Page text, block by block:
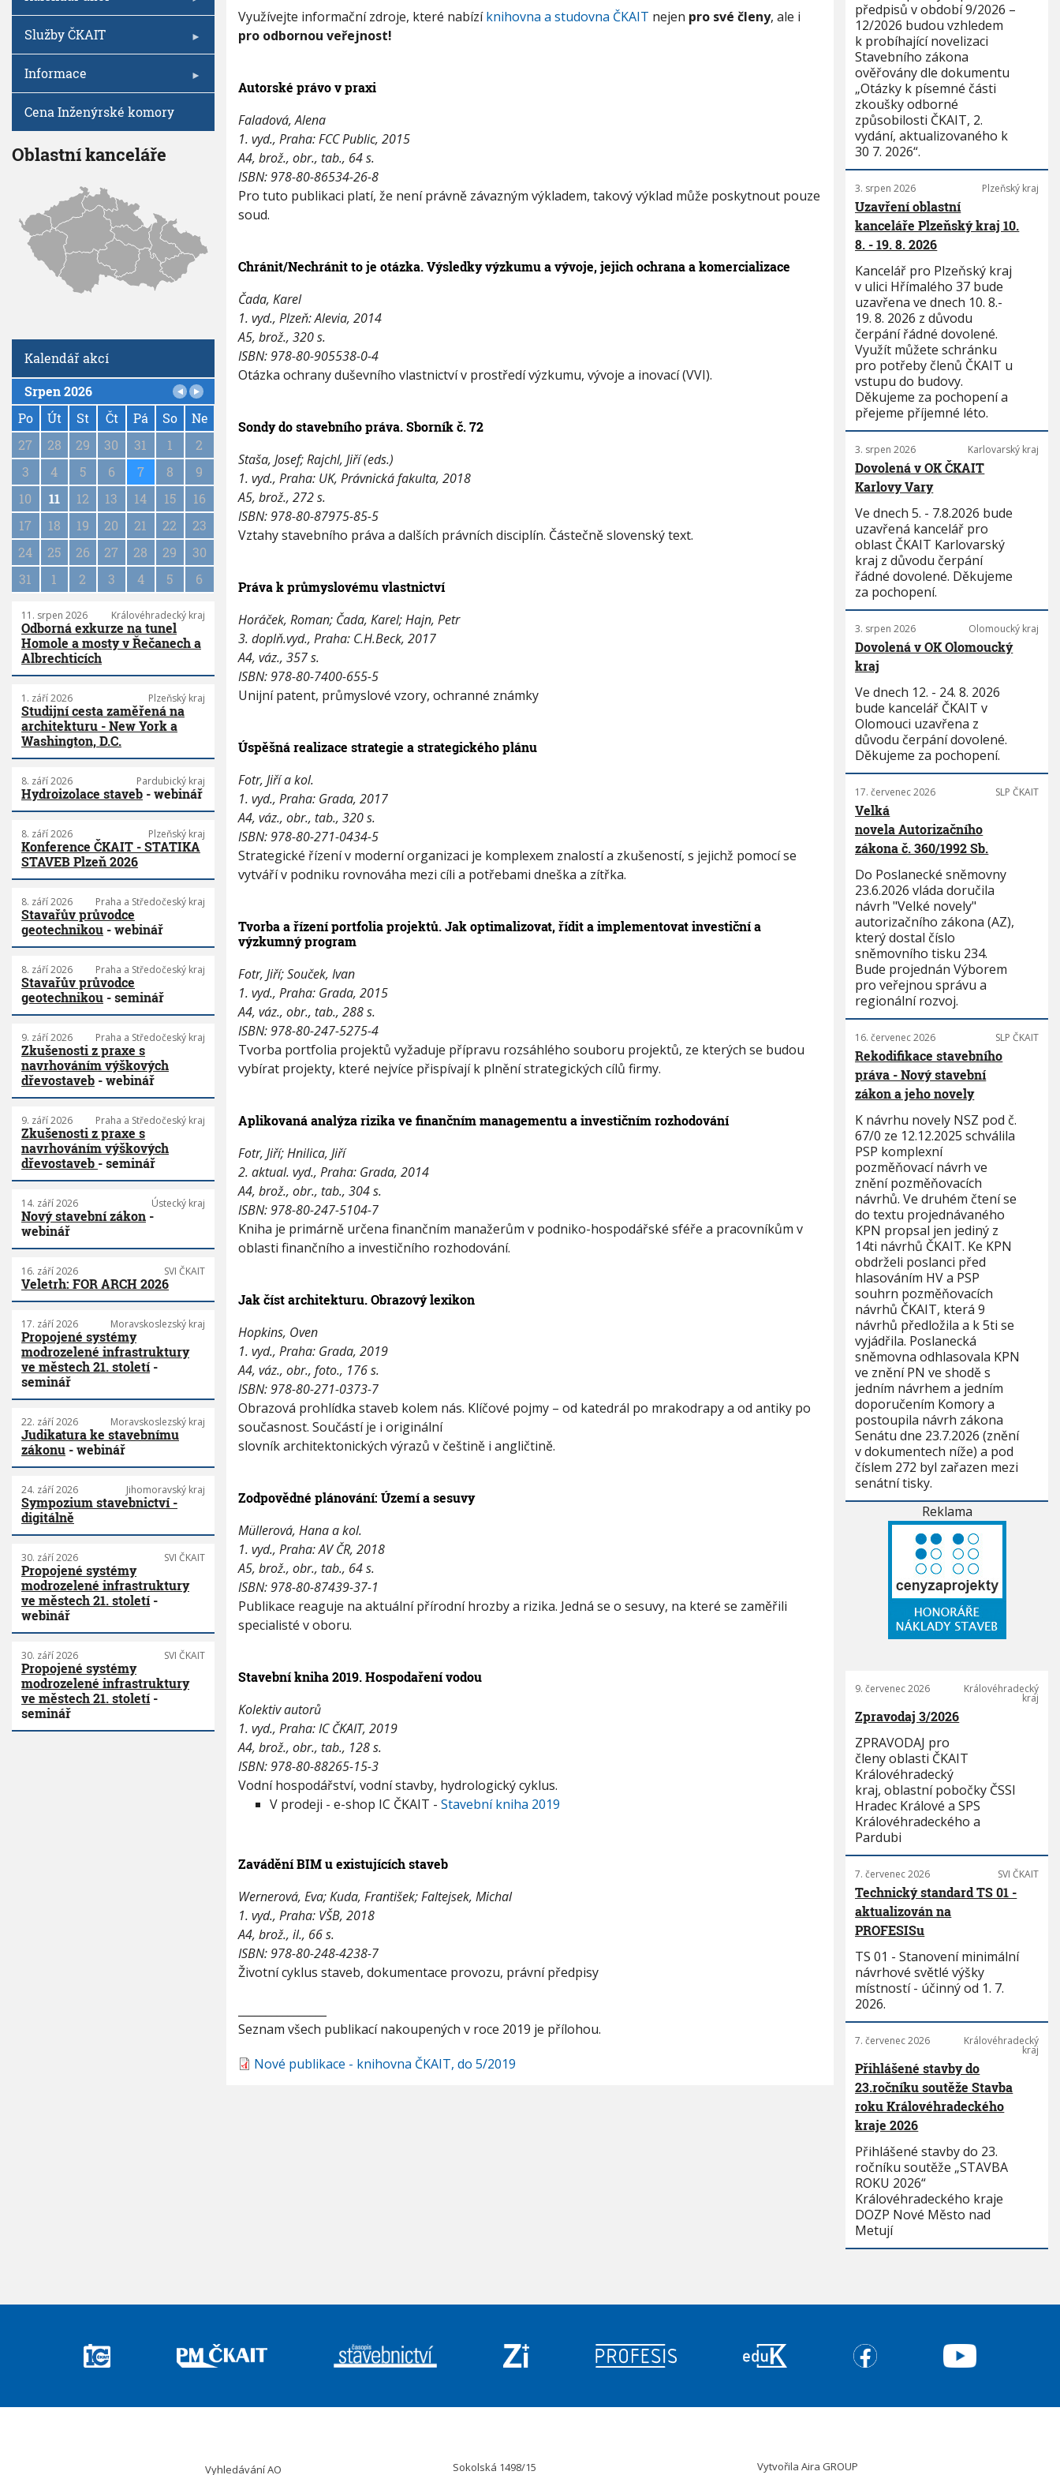
I
G
C
o
v
n
s
u
d
o
v
n
a
Č
T
n
o
v
é
p
u
i
k
a
c
e
d
o
5
/
1
Využívejte informační zdroje, které nabízíknihovna a studovna ČKAIT nejen pro své členy, ale i
pro odbornou veřejnost!
Autorské právo v praxi
Faladová, Alena
1. vyd., Praha: FCC Public, 2015
A4, brož., obr., tab., 64 s.
ISBN: 978-80-86534-26-8
Pro tuto publikaci platí, že není právně závazným výkladem, takový výklad může poskytnout pouze
soud.
Chránit/Nechránit to je otázka. Výsledky výzkumu a vývoje, jejich ochrana a komercializace
Čada, Karel
1. vyd., Plzeň: Alevia, 2014
A5, brož., 320 s.
ISBN: 978-80-905538-0-4
Otázka ochrany duševního vlastnictví v prostředí výzkumu, vývoje a inovací (VVI).
Sondy do stavebního práva. Sborník č. 72
Staša, Josef; Rajchl, Jiří (eds.)
1. vyd., Praha: UK, Právnická fakulta, 2018
A5, brož., 272 s.
ISBN: 978-80-87975-85-5
Vztahy stavebního práva a dalších právních disciplín. Částečně slovenský text.
Práva k průmyslovému vlastnictví
Horáček, Roman; Čada, Karel; Hajn, Petr
3. doplň.vyd., Praha: C.H.Beck, 2017
A4, váz., 357 s.
ISBN: 978-80-7400-655-5
Unijní patent, průmyslové vzory, ochranné známky
Úspěšná realizace strategie a strategického plánu
Fotr, Jiří a kol.
1. vyd., Praha: Grada, 2017
A4, váz., obr., tab., 320 s.
ISBN: 978-80-271-0434-5
Strategické řízení v moderní organizaci je komplexem znalostí a zkušeností, s jejichž pomocí se
vytváří v podniku rovnováha mezi cíli a potřebami dneška a zítřka.
Tvorba a řízení portfolia projektů. Jak optimalizovat, řídit a implementovat investiční a
výzkumný program
Fotr, Jiří; Souček, Ivan
1. vyd., Praha: Grada, 2015
A4, váz., obr., tab., 288 s.
ISBN: 978-80-247-5275-4
Tvorba portfolia projektů vyžaduje přípravu rozsáhlého souboru projektů, ze kterých se budou
vybírat projekty, které nejvíce přispívají k plnění strategických cílů firmy.
Aplikovaná analýza rizika ve finančním managementu a investičním rozhodování
Fotr, Jiří; Hnilica, Jiří
2. aktual. vyd., Praha: Grada, 2014
A4, brož., obr., tab., 304 s.
ISBN: 978-80-247-5104-7
Kniha je primárně určena finančním manažerům v podniko-hospodářské sféře a pracovníkům v
oblasti finančního a investičního rozhodování.
Jak číst architekturu. Obrazový lexikon
Hopkins, Oven
1. vyd., Praha: Grada, 2019
A4, váz., obr., foto., 176 s.
ISBN: 978-80-271-0373-7
Obrazová prohlídka staveb kolem nás. Klíčové pojmy – od katedrál po mrakodrapy a od antiky po
současnost. Součástí je i originální
slovník architektonických výrazů v češtině i angličtině.
Zodpovědné plánování: Území a sesuvy
Müllerová, Hana a kol.
1. vyd., Praha: AV ČR, 2018
A5, brož., obr., tab., 64 s.
ISBN: 978-80-87439-37-1
Publikace reaguje na aktuální přírodní hrozby a rizika. Jedná se o sesuvy, na které se zaměřili
specialisté v oboru.
Stavební kniha 2019. Hospodaření vodou
Kolektiv autorů
1. vyd., Praha: IC ČKAIT, 2019
A4, brož., obr., tab., 128 s.
ISBN: 978-80-88265-15-3
Vodní hospodářství, vodní stavby, hydrologický cyklus.
V prodeji - e-shop IC ČKAIT - Stavební kniha 2019
Zavádění BIM u existujících staveb
Wernerová, Eva; Kuda, František; Faltejsek, Michal
1. vyd., Praha: VŠB, 2018
A4, brož., il., 66 s.
ISBN: 978-80-248-4238-7
Životní cyklus staveb, dokumentace provozu, právní předpisy
Seznam všech publikací nakoupených v roce 2019 je přílohou.
Nové publikace - knihovna ČKAIT, do 5/2019
Služby ČKAIT
Informace
Cena Inženýrské komory
Oblastní kanceláře
Kalendář akcí
P
a
g
a
i
o
n
Srpen 2026
Po
Út St Čt Pá So
Ne
27
28 29 30 31 1
2
3
4 5 6 7 8
9
10
11 12 13 14 15
16
17
18 19 20 21 22
23
24
25 26 27 28 29
30
31
1 2 3 4 5 6
11. srpen 2026 Královéhradecký kraj
Odborná exkurze na tunel
Homole a mosty v Řečanech a
Albrechticích
1. září 2026 Plzeňský kraj
Studijní cesta zaměřená na
architekturu - New York a
Washington, D.C.
8. září 2026 Pardubický kraj
Hydroizolace staveb - webinář
8. září 2026 Plzeňský kraj
Konference ČKAIT - STATIKA
STAVEB Plzeň 2026
8. září 2026 Praha a Středočeský kraj
Stavařův průvodce
geotechnikou - webinář
8. září 2026 Praha a Středočeský kraj
Stavařův průvodce
geotechnikou - seminář
9. září 2026 Praha a Středočeský kraj
Zkušenosti z praxe s
navrhováním výškových
dřevostaveb - webinář
9. září 2026 Praha a Středočeský kraj
Zkušenosti z praxe s
navrhováním výškových
dřevostaveb - seminář
14. září 2026 Ústecký kraj
Nový stavební zákon -
webinář
16. září 2026 SVI ČKAIT
Veletrh: FOR ARCH 2026
17. září 2026 Moravskoslezský kraj
Propojené systémy
modrozelené infrastruktury
ve městech 21. století-
seminář
22. září 2026 Moravskoslezský kraj
Judikatura ke stavebnímu
zákonu - webinář
24. září 2026 Jihomoravský kraj
Sympozium stavebnictví -
digitálně
30. září 2026 SVI ČKAIT
Propojené systémy
modrozelené infrastruktury
ve městech 21. století-
webinář
30. září 2026 SVI ČKAIT
Propojené systémy
modrozelené infrastruktury
ve městech 21. století-
seminář
předpisů v období 9/2026 –
12/2026 budou vzhledem
k probíhající novelizaci
Stavebního zákona
ověřovány dle dokumentu
„Otázky k písemné části
zkoušky odborné
způsobilosti ČKAIT, 2.
vydání, aktualizovaného k
30 7. 2026“.
3. srpen 2026 Plzeňský kraj
Uzavření oblastní
kanceláře Plzeňský kraj 10.
8. - 19. 8. 2026
Kancelář pro Plzeňský kraj
v ulici Hřímalého 37 bude
uzavřena ve dnech 10. 8.-
19. 8. 2026 z důvodu
čerpání řádné dovolené.
Využít můžete schránku
pro potřeby členů ČKAIT u
vstupu do budovy.
Děkujeme za pochopení a
přejeme příjemné léto.
3. srpen 2026 Karlovarský kraj
Dovolená v OK ČKAIT
Karlovy Vary
Ve dnech 5. - 7.8.2026 bude
uzavřená kancelář pro
oblast ČKAIT Karlovarský
kraj z důvodu čerpání
řádné dovolené. Děkujeme
za pochopení.
3. srpen 2026 Olomoucký kraj
Dovolená v OK Olomoucký
kraj
Ve dnech 12. - 24. 8. 2026
bude kancelář ČKAIT v
Olomouci uzavřena z
důvodu čerpání dovolené.
Děkujeme za pochopení.
17. červenec 2026 SLP ČKAIT
Velká
novela Autorizačního
zákona č. 360/1992 Sb.
Do Poslanecké sněmovny
23.6.2026 vláda doručila
návrh "Velké novely"
autorizačního zákona (AZ),
který dostal číslo
sněmovního tisku 234.
Bude projednán Výborem
pro veřejnou správu a
regionální rozvoj.
16. červenec 2026 SLP ČKAIT
Rekodifikace stavebního
práva - Nový stavební
zákon a jeho novely
K návrhu novely NSZ pod č.
67/0 ze 12.12.2025 schválila
PSP komplexní
pozměňovací návrh ve
znění pozměňovacích
návrhů. Ve druhém čtení se
do textu projednávaného
KPN propsal jen jediný z
14ti návrhů ČKAIT. Ke KPN
obdrželi poslanci před
hlasováním HV a PSP
souhrn pozměňovacích
návrhů ČKAIT, která 9
návrhů předložila a k 5ti se
vyjádřila. Poslanecká
sněmovna odhlasovala KPN
ve znění PN ve shodě s
jedním návrhem a jedním
doporučením Komory a
postoupila návrh zákona
Senátu dne 23.7.2026 (znění
v dokumentech níže) a pod
číslem 272 byl zařazen mezi
senátní tisky.
Reklama
9. červenec 2026 Královéhradecký
kraj
Zpravodaj 3/2026
ZPRAVODAJ pro
členy oblasti ČKAIT
Královéhradecký
kraj, oblastní pobočky ČSSI
Hradec Králové a SPS
Královéhradeckého a
Pardubi
7. červenec 2026 SVI ČKAIT
Technický standard TS 01 -
aktualizován na
PROFESISu
TS 01 - Stanovení minimální
návrhové světlé výšky
místností - účinný od 1. 7.
2026.
7. červenec 2026 Královéhradecký
kraj
Přihlášené stavby do
23.ročníku soutěže Stavba
roku Královéhradeckého
kraje 2026
Přihlášené stavby do 23.
ročníku soutěže „STAVBA
ROKU 2026“
Královéhradeckého kraje
DOZP Nové Město nad
Metují
Vyhledávání AO Sokolská 1498/15 VytvořilaAira GROUP